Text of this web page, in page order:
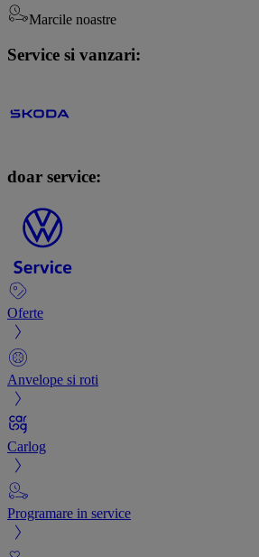
Marcile noastre
Service si vanzari:
doar service:
Oferte
Anvelope si roti
Carlog
Programare in service